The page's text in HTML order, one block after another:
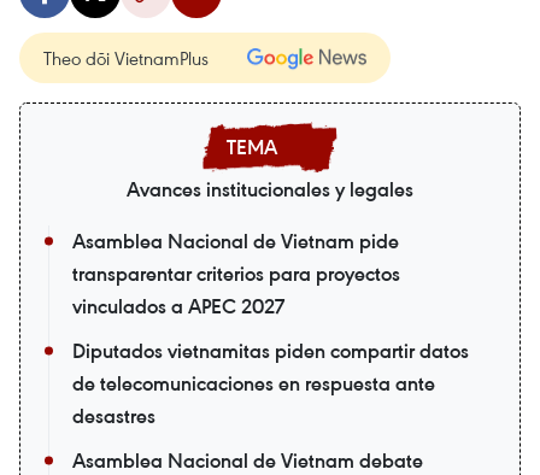
Theo dõi VietnamPlus
Avances institucionales y legales
Asamblea Nacional de Vietnam pide
transparentar criterios para proyectos
vinculados a APEC 2027
Diputados vietnamitas piden compartir datos
de telecomunicaciones en respuesta ante
desastres
Asamblea Nacional de Vietnam debate